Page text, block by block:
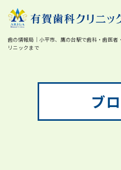
歯の情報局｜小平市、鷹の台駅で歯科・歯医
リニックまで
ブ